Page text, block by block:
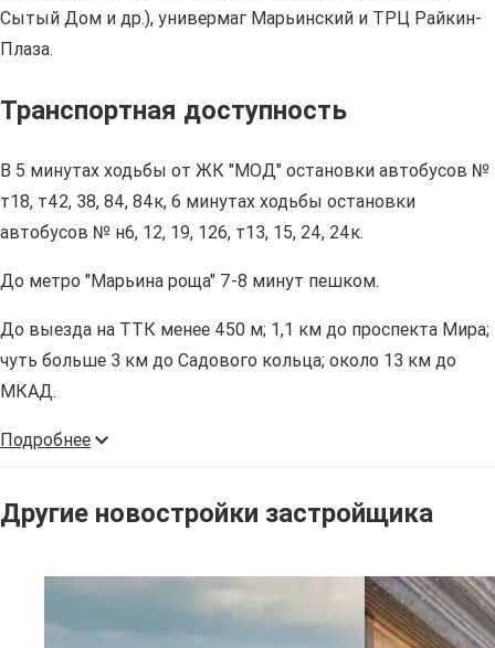
Сытый Дом и др.), универмаг Марьинский и ТРЦ Райкин-
Плаза.
Транспортная доступность
В 5 минутах ходьбы от ЖК "МОД" остановки автобусов №
т18, т42, 38, 84, 84к, 6 минутах ходьбы остановки
автобусов № н6, 12, 19, 126, т13, 15, 24, 24к.
До метро "Марьина роща" 7-8 минут пешком.
До выезда на ТТК менее 450 м; 1,1 км до проспекта Мира;
чуть больше 3 км до Садового кольца; около 13 км до
МКАД.
Подробнее
Другие новостройки застройщика